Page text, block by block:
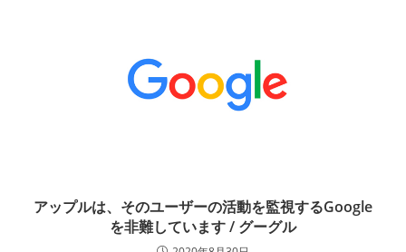
アップルは、そのユーザーの活動を監視するGoogle
を非難しています / グーグル